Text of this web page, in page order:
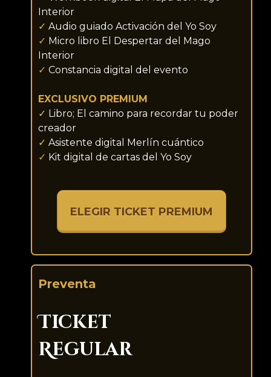
Interior
✓ Audio guiado Activación del Yo Soy
✓ Micro libro El Despertar del Mago
Interior
✓ Constancia digital del evento
EXCLUSIVO PREMIUM
✓ Libro; El camino para recordar tu poder
creador
✓ Asistente digital Merlín cuántico
✓ Kit digital de cartas del Yo Soy
ELEGIR TICKET PREMIUM
Preventa
Ticket
Regular